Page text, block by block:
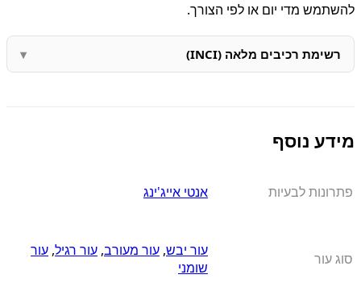
להשתמש מדי יום או לפי הצורך.
רשימת רכיבים מלאה (INCI)
מידע נוסף
פתרונות לבעיות אנטי אייג'ינג
סוג עור עור יבש, עור מעורב, עור רגיל, עור
שומני